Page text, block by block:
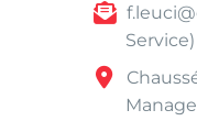
Service)
Manage